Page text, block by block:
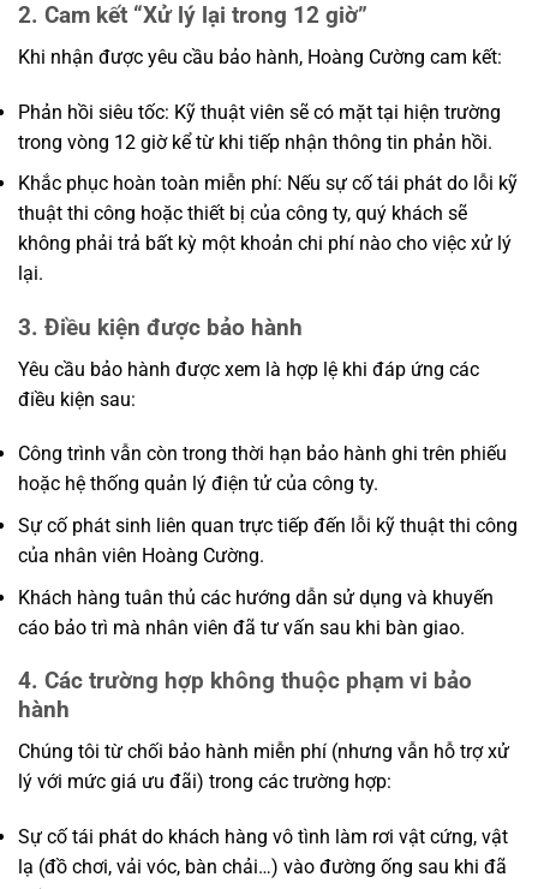
2. Cam kết “Xử lý lại trong 12 giờ”
Khi nhận được yêu cầu bảo hành, Hoàng Cường cam kết:
Phản hồi siêu tốc: Kỹ thuật viên sẽ có mặt tại hiện trường
trong vòng 12 giờ kể từ khi tiếp nhận thông tin phản hồi.
Khắc phục hoàn toàn miễn phí: Nếu sự cố tái phát do lỗi kỹ
thuật thi công hoặc thiết bị của công ty, quý khách sẽ
không phải trả bất kỳ một khoản chi phí nào cho việc xử lý
lại.
3. Điều kiện được bảo hành
Yêu cầu bảo hành được xem là hợp lệ khi đáp ứng các
điều kiện sau:
Công trình vẫn còn trong thời hạn bảo hành ghi trên phiếu
hoặc hệ thống quản lý điện tử của công ty.
Sự cố phát sinh liên quan trực tiếp đến lỗi kỹ thuật thi công
của nhân viên Hoàng Cường.
Khách hàng tuân thủ các hướng dẫn sử dụng và khuyến
cáo bảo trì mà nhân viên đã tư vấn sau khi bàn giao.
4. Các trường hợp không thuộc phạm vi bảo
hành
Chúng tôi từ chối bảo hành miễn phí (nhưng vẫn hỗ trợ xử
lý với mức giá ưu đãi) trong các trường hợp:
Sự cố tái phát do khách hàng vô tình làm rơi vật cứng, vật
lạ (đồ chơi, vải vóc, bàn chải…) vào đường ống sau khi đã